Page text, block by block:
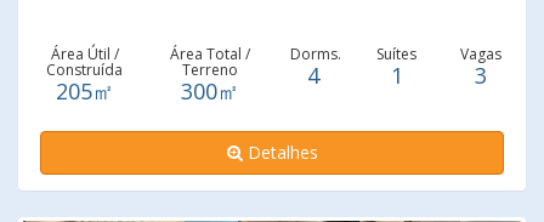
Área Útil /
Construída
205㎡
Área Total /
Terreno
300㎡
Dorms.
4
Suítes
1
Vagas
3
Detalhes